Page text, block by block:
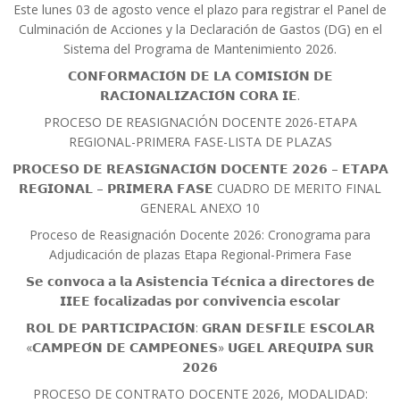
Este lunes 03 de agosto vence el plazo para registrar el Panel de
Culminación de Acciones y la Declaración de Gastos (DG) en el
Sistema del Programa de Mantenimiento 2026.
𝗖𝗢𝗡𝗙𝗢𝗥𝗠𝗔𝗖𝗜𝗢́𝗡 𝗗𝗘 𝗟𝗔 𝗖𝗢𝗠𝗜𝗦𝗜𝗢́𝗡 𝗗𝗘
𝗥𝗔𝗖𝗜𝗢𝗡𝗔𝗟𝗜𝗭𝗔𝗖𝗜𝗢́𝗡 𝗖𝗢𝗥𝗔 𝗜𝗘.
PROCESO DE REASIGNACIÓN DOCENTE 2026-ETAPA
REGIONAL-PRIMERA FASE-LISTA DE PLAZAS
𝗣𝗥𝗢𝗖𝗘𝗦𝗢 𝗗𝗘 𝗥𝗘𝗔𝗦𝗜𝗚𝗡𝗔𝗖𝗜𝗢́𝗡 𝗗𝗢𝗖𝗘𝗡𝗧𝗘 𝟮𝟬𝟮𝟲 – 𝗘𝗧𝗔𝗣𝗔
𝗥𝗘𝗚𝗜𝗢𝗡𝗔𝗟 – 𝗣𝗥𝗜𝗠𝗘𝗥𝗔 𝗙𝗔𝗦𝗘 CUADRO DE MERITO FINAL
GENERAL ANEXO 10
Proceso de Reasignación Docente 2026: Cronograma para
Adjudicación de plazas Etapa Regional-Primera Fase
𝗦𝗲 𝗰𝗼𝗻𝘃𝗼𝗰𝗮 𝗮 𝗹𝗮 𝗔𝘀𝗶𝘀𝘁𝗲𝗻𝗰𝗶𝗮 𝗧𝗲́𝗰𝗻𝗶𝗰𝗮 𝗮 𝗱𝗶𝗿𝗲𝗰𝘁𝗼𝗿𝗲𝘀 𝗱𝗲
𝗜𝗜𝗘𝗘 𝗳𝗼𝗰𝗮𝗹𝗶𝘇𝗮𝗱𝗮𝘀 𝗽𝗼𝗿 𝗰𝗼𝗻𝘃𝗶𝘃𝗲𝗻𝗰𝗶𝗮 𝗲𝘀𝗰𝗼𝗹𝗮𝗿
𝗥𝗢𝗟 𝗗𝗘 𝗣𝗔𝗥𝗧𝗜𝗖𝗜𝗣𝗔𝗖𝗜𝗢́𝗡: 𝗚𝗥𝗔𝗡 𝗗𝗘𝗦𝗙𝗜𝗟𝗘 𝗘𝗦𝗖𝗢𝗟𝗔𝗥
«𝗖𝗔𝗠𝗣𝗘𝗢́𝗡 𝗗𝗘 𝗖𝗔𝗠𝗣𝗘𝗢𝗡𝗘𝗦» 𝗨𝗚𝗘𝗟 𝗔𝗥𝗘𝗤𝗨𝗜𝗣𝗔 𝗦𝗨𝗥
𝟮𝟬𝟮𝟲
PROCESO DE CONTRATO DOCENTE 2026, MODALIDAD: